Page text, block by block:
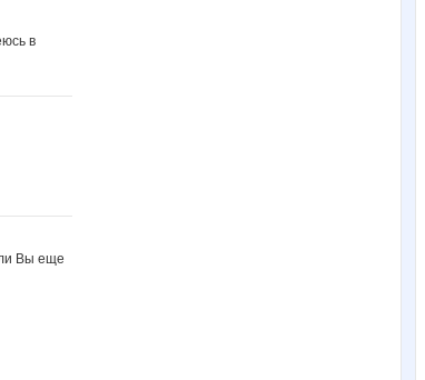
в
Вы еще